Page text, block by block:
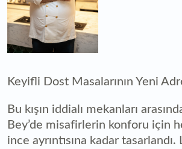
Keyifli Dost Masalarının Yeni
Bu kışın iddialı mekanları
Bey’de misafirlerin konforu için
ince ayrıntısına kadar tasarlandı.